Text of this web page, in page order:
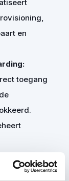
en
toegang